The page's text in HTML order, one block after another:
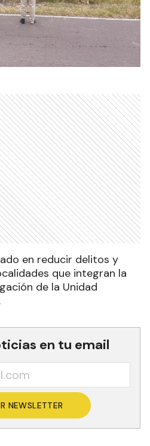
en reducir delitos y
que integran la
de la Unidad
en tu email
NEWSLETTER